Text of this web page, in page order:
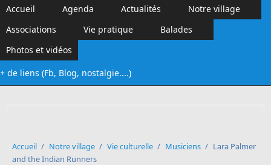
Vinalmont
Accueil Agenda Actualités
Notre village
Associations
Vie pratique
Balades
Photos et vidéos
+ de liens (Fb, Blog, nostalgie....)
Accueil / Notre village / Vie culturelle / Musiciens / Lara Palmer
and the Indian Runners